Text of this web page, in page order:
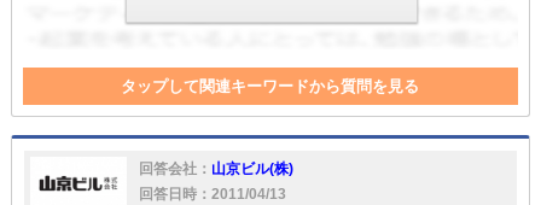
タップして関連キーワードから質問を見る
引越し費用 重要事項 不動産 入居者 不動産業
家
回答会社： 山京ビル(株)
回答日時：2011/04/13